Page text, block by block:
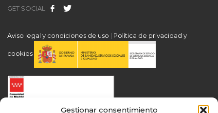
Gestionar consentimiento
GET SOCIAL
Aviso legal y condiciones de uso | Política de privacidad y
cookies